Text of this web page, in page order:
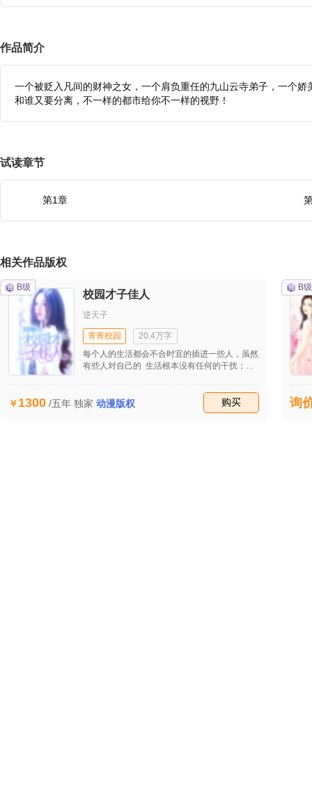
作品简介
一个被贬入凡间的财神之女，一个肩负重任的九山云寺弟子，一个
和谁又要分离，不一样的都市给你不一样的视野！
试读章节
第1章
相关作品版权
B级
校园才子佳人
逆天子
菁菁校园
20.4万字
每个人的生活都会不合时宜的插进一些人，虽然
有些人对自己的 生活根本没有任何的干扰；但
时的 概括：既生瑜何生亮啊！ 此时，我们的女
主角大小姐就碰到了这种令人无比抓狂的事。自
1300 /五年 独家 动漫版权 购买
B级
询